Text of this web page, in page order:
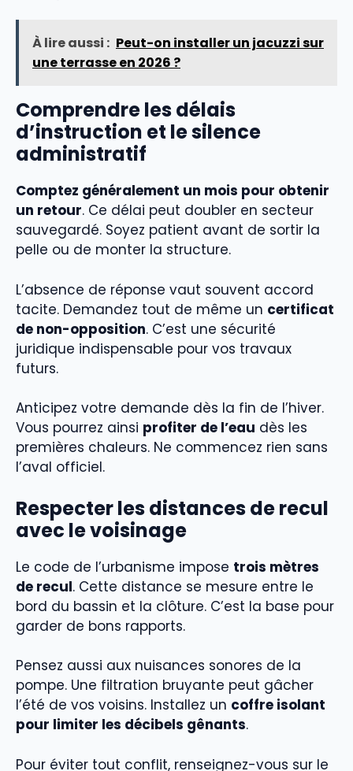
À lire aussi : Peut-on installer un jacuzzi sur
une terrasse en 2026 ?
Comprendre les délais
d’instruction et le silence
administratif
Comptez généralement un mois pour obtenir
un retour. Ce délai peut doubler en secteur
sauvegardé. Soyez patient avant de sortir la
pelle ou de monter la structure.
L’absence de réponse vaut souvent accord
tacite. Demandez tout de même un certificat
de non-opposition. C’est une sécurité
juridique indispensable pour vos travaux
futurs.
Anticipez votre demande dès la fin de l’hiver.
Vous pourrez ainsi profiter de l’eau dès les
premières chaleurs. Ne commencez rien sans
l’aval officiel.
Respecter les distances de recul
avec le voisinage
Le code de l’urbanisme impose trois mètres
de recul. Cette distance se mesure entre le
bord du bassin et la clôture. C’est la base pour
garder de bons rapports.
Pensez aussi aux nuisances sonores de la
pompe. Une filtration bruyante peut gâcher
l’été de vos voisins. Installez un coffre isolant
pour limiter les décibels gênants.
Pour éviter tout conflit, renseignez-vous sur le